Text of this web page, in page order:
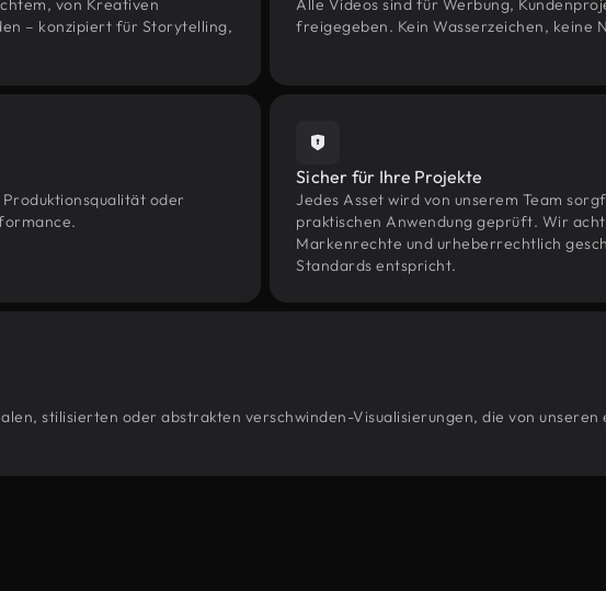
von Kreativen
– konzipiert für Storytelling,
Alle Videos sind für Werbung,
freigegeben. Kein Wasserzeichen, keine
oder
Sicher für Ihre Projekte
Jedes Asset wird von unserem Team
praktischen Anwendung geprüft. Wir
Markenrechte und urheberrechtlich
Standards entspricht.
stilisierten oder abstrakten verschwinden-Visualisierungen, die von